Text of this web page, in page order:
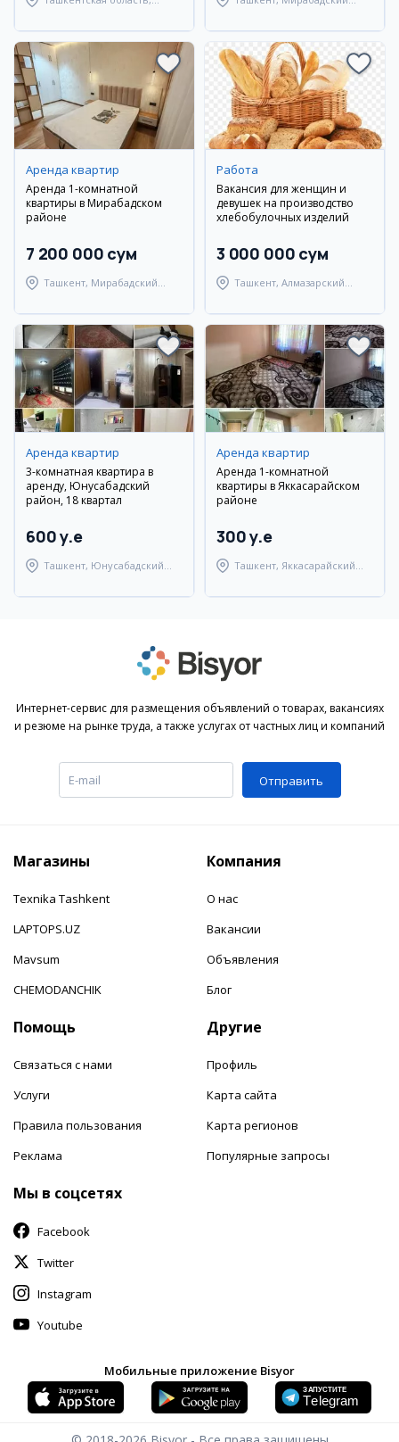
Аренда квартир
Аренда 1-комнатной
квартиры в Мирабадском
районе
7 200 000 сум
Ташкент, Мирабадский
Работа
Вакансия для женщин и
девушек на производство
хлебобулочных изделий
3 000 000 сум
Ташкент, Алмазарский
Аренда квартир
3-комнатная квартира в
аренду, Юнусабадский
район, 18 квартал
600 y.e
Ташкент, Юнусабадский
Аренда квартир
Аренда 1-комнатной
квартиры в Яккасарайском
районе
300 y.e
Ташкент, Яккасарайский
Интернет-сервис для размещения объявлений о товарах, вакансиях
и резюме на рынке труда, а также услугах от частных лиц и компаний
Отправить
Магазины
Texnika Tashkent
LAPTOPS.UZ
Mavsum
CHEMODANCHIK
Компания
О нас
Вакансии
Объявления
Блог
Помощь
Связаться с нами
Услуги
Правила пользования
Реклама
Другие
Профиль
Карта сайта
Карта регионов
Популярные запросы
Мы в соцсетях
Facebook
Twitter
Instagram
Youtube
Мобильные приложение Bisyor